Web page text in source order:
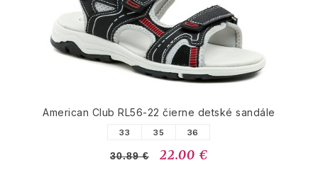
American Club RL56-22 čierne detské sandále
33 35 36
30.89 € 22.00 €